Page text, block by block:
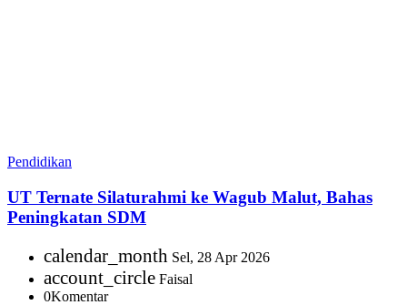
Pendidikan
UT Ternate Silaturahmi ke Wagub Malut, Bahas
Peningkatan SDM
calendar_month Sel, 28 Apr 2026
account_circle Faisal
0Komentar